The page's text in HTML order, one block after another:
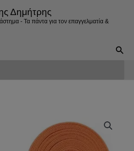
Δημήτρης
- Τα πάντα για τον επαγγελματία &